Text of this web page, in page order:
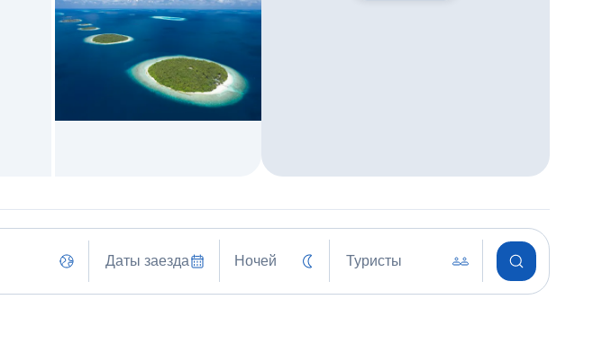
Даты заезда Ночей Туристы